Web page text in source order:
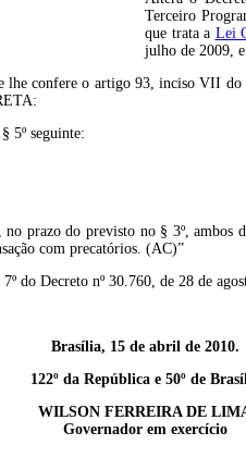
Terceiro
que trata a Lei
julho de 2009,
confere o artigo 93, inciso VII
5º seguinte:
do previsto no § 3º, ambos
com precatórios. (AC)”
do Decreto nº 30.760, de 28 de
Brasília, 15 de abril de 2010.
122º da República e 50º de
WILSON FERREIRA DE
Governador em exercício